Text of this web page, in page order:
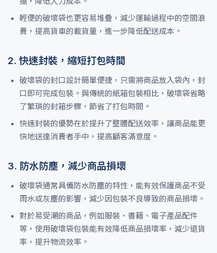
輕便的破壞袋也更容易堆疊，減少運輸過程中的空間浪
費，提高貨車的載貨量，進一步降低配送成本。
2. 快速封裝，縮短打包時間
破壞袋的封口設計簡單便捷，只需將商品放入袋內，封
口即可完成包裝。與傳統的紙箱包裝相比，破壞袋省略
了繁瑣的封箱步驟，節省了打包時間。
快速封裝的優勢在於提升了整體配送效率，讓商品能更
快地送達消費者手中，提高顧客滿意度。
3. 防水防塵，減少商品損壞
破壞袋通常具備防水防塵的特性，能有效保護商品不受
雨水或灰塵的影響，減少因包裝不良導致的商品損壞。
對於易受潮的商品，例如服裝、書籍、電子產品配件
等，使用破壞袋包裝能有效降低商品損壞率，減少退貨
率，提升物流效率。